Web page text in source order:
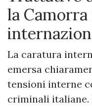
la Camorra
​La caratura
emersa
tensioni interne
criminali italiane.